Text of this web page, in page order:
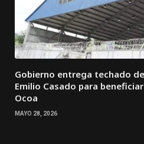
Gobierno entrega techado
Emilio Casado para
Ocoa
MAYO 28, 2026